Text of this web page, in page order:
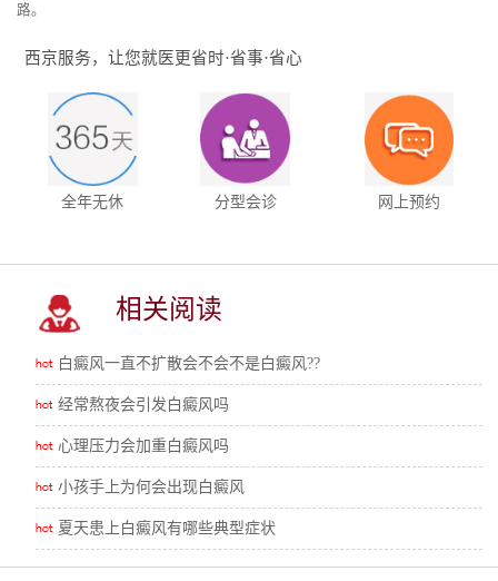
路。
西京服务，让您就医更省时·省事·省心
全年无休 分型会诊 网上预约
相关阅读
白癜风一直不扩散会不会不是白癜风??
经常熬夜会引发白癜风吗
心理压力会加重白癜风吗
小孩手上为何会出现白癜风
夏天患上白癜风有哪些典型症状